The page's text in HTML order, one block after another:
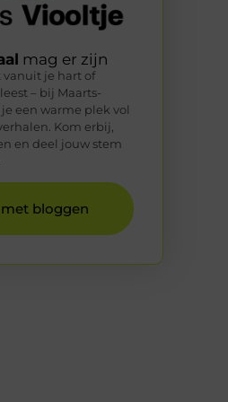
mag er zijn
vanuit je hart of
– bij Maarts-
een warme plek vol
Kom erbij,
en deel jouw stem
bloggen